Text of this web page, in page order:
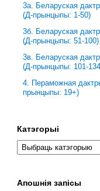
3a. Беларуская
(Д-прынцыпы: 1-50)
3б. Беларуская
(Д-прынцыпы: 51-100)
3в. Беларуская
(Д-прынцыпы: 101-
4. Пераможная
прынцыпы: 19+)
Катэгорыі
Апошнія запісы